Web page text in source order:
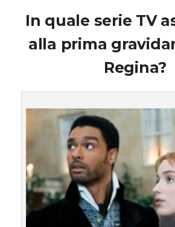
In quale serie TV
alla prima
Regina?